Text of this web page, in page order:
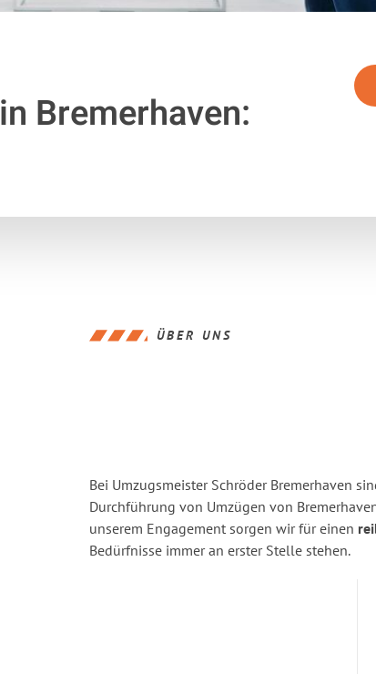
in Bremerhaven:
ÜBER UNS
Bei Umzugsmeister Schröder Bremerhaven
Durchführung von Umzügen von
unserem Engagement sorgen wir für einen
Bedürfnisse immer an erster Stelle stehen.